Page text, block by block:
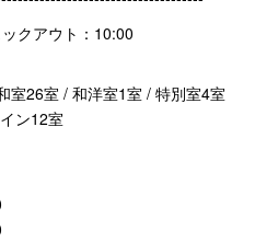
クアウト：10:00
室26室 / 和洋室1室 / 特別室4室
ン12室